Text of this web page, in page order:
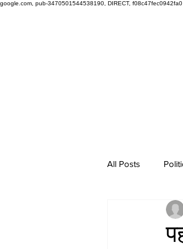
google.com, pub-3470501544538190, DIRECT, f08c47fec0942fa0
All Posts